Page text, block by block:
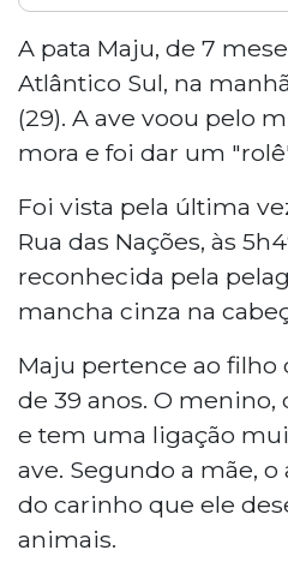
Uma pata chamada
fugiu na manhã desta
Bairro Atlântico Sul. O
filho autista de Gisele
anos, e tem grande
emocional para o
cinza na cabeça.
telefone (67) 99236-
A pata Maju, de 7
Atlântico Sul, na
(29). A ave voou pelo
mora e foi dar um
Foi vista pela última
Rua das Nações, às
reconhecida pela
mancha cinza na
Maju pertence ao filho
de 39 anos. O menino,
e tem uma ligação
ave. Segundo a mãe,
do carinho que ele
animais.